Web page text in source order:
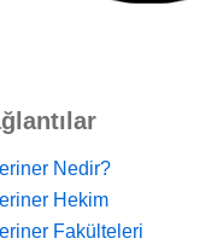
Nedir?
Hekim
Fakülteleri